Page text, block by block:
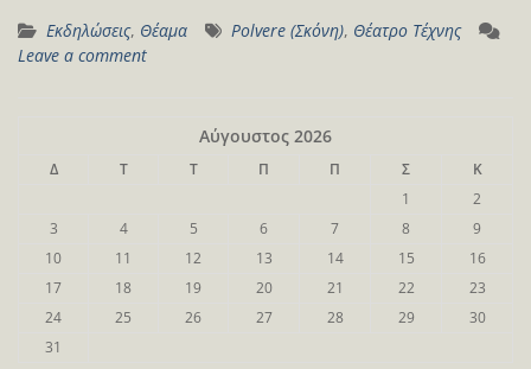
Εκδηλώσεις, Θέαμα Polvere (Σκόνη), Θέατρο Τέχνης
Leave a comment
Αύγουστος 2026
Δ Τ Τ Π Π Σ
Κ
1
2
3
4 5 6 7 8
9
10
11 12 13 14 15
16
17
18 19 20 21 22
23
24
25 26 27 28 29
30
31